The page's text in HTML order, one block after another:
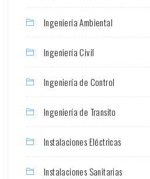
Ingeniería Ambiental
Ingeniería Civil
Ingeniería de Control
Ingeniería de Transito
Instalaciones Eléctricas
Instalaciones Sanitarias